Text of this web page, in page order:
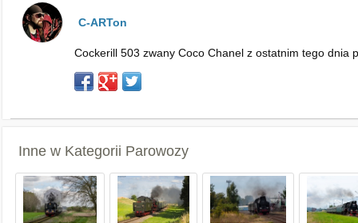
C-ARTon
Cockerill 503 zwany Coco Chanel z ostatnim tego dnia
Inne w Kategorii Parowozy